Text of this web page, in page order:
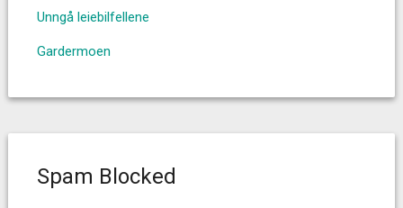
Unngå leiebilfellene
Gardermoen
Spam Blocked